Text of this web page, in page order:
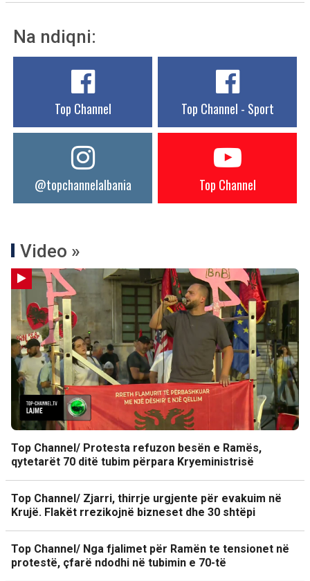
Na ndiqni:
Top Channel Top Channel - Sport
@topchannelalbania Top Channel
Video »
Top Channel/ Protesta refuzon besën e Ramës,
qytetarët 70 ditë tubim përpara Kryeministrisë
Top Channel/ Zjarri, thirrje urgjente për evakuim në
Krujë. Flakët rrezikojnë bizneset dhe 30 shtëpi
Top Channel/ Nga fjalimet për Ramën te tensionet në
protestë, çfarë ndodhi në tubimin e 70-të